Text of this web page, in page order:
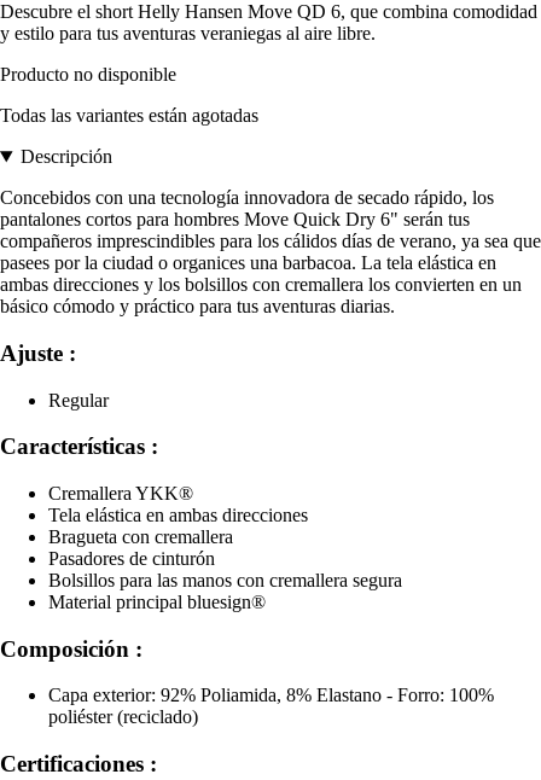
Descubre el short Helly Hansen Move QD 6, que combina comodidad
y estilo para tus aventuras veraniegas al aire libre.
Producto no disponible
Todas las variantes están agotadas
Descripción
Concebidos con una tecnología innovadora de secado rápido, los
pantalones cortos para hombres Move Quick Dry 6" serán tus
compañeros imprescindibles para los cálidos días de verano, ya sea que
pasees por la ciudad o organices una barbacoa. La tela elástica en
ambas direcciones y los bolsillos con cremallera los convierten en un
básico cómodo y práctico para tus aventuras diarias.
Ajuste :
Regular
Características :
Cremallera YKK®
Tela elástica en ambas direcciones
Bragueta con cremallera
Pasadores de cinturón
Bolsillos para las manos con cremallera segura
Material principal bluesign®
Composición :
Capa exterior: 92% Poliamida, 8% Elastano - Forro: 100%
poliéster (reciclado)
Certificaciones :